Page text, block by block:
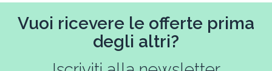
Vuoi ricevere le offerte prima
degli altri?